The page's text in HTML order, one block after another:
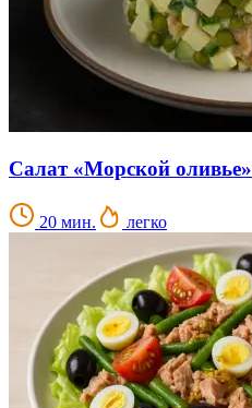
Салат «Морской оливье»
20 мин. легко